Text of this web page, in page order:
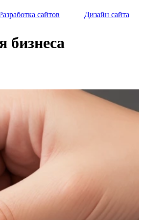
сайтов Дизайн сайта
бизнеса